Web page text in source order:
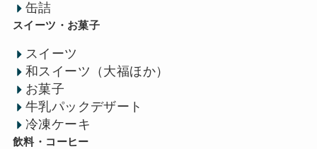
缶詰
スイーツ・お菓子
スイーツ
和スイーツ（大福ほか）
お菓子
牛乳パックデザート
冷凍ケーキ
飲料・コーヒー